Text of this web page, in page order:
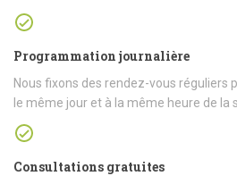
Programmation journalière
Nous fixons des rendez-vous réguliers
le même jour et à la même heure de la
Consultations gratuites